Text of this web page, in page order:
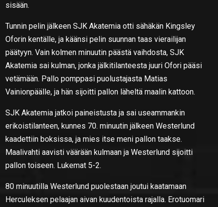
sisään.
Tunnin pelin jälkeen SJK Akatemia otti sähäkän Kingsley
Oforin kentälle, ja käänsi pelin suunnan taas vierailijan
päätyyn. Vain kolmen minuutin päästä vaihdosta, SJK
Akatemia sai kulman, jonka jälkitilanteesta juuri Ofori pääsi
vetämään. Pallo pomppasi puolustajasta Matias
Vainionpäälle, ja hän sijoitti pallon läheltä maalin kattoon.
SJK Akatemia jatkoi paineistusta ja sai useammankin
erikoistilanteen, kunnes 70. minuutin jälkeen Westerlund
kaadettiin boksissa, ja mies itse meni pallon taakse.
Maalivahti aavisti väärään kulmaan ja Westerlund sijoitti
pallon toiseen. Lukemat 5-2.
80 minuutilla Westerlund puolestaan joutui kaatamaan
Herculeksen pelaajan aivan kuudentoista rajalla. Erotuomari